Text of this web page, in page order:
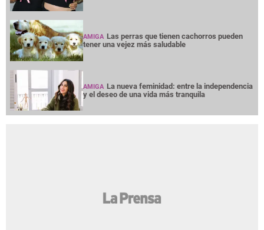
AMIGA Las perras que tienen cachorros pueden
tener una vejez más saludable
AMIGA La nueva feminidad: entre la independencia
y el deseo de una vida más tranquila